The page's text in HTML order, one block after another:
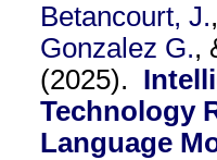
Betancourt, J.,
Gonzalez G.,
(2025).
Technology
Language